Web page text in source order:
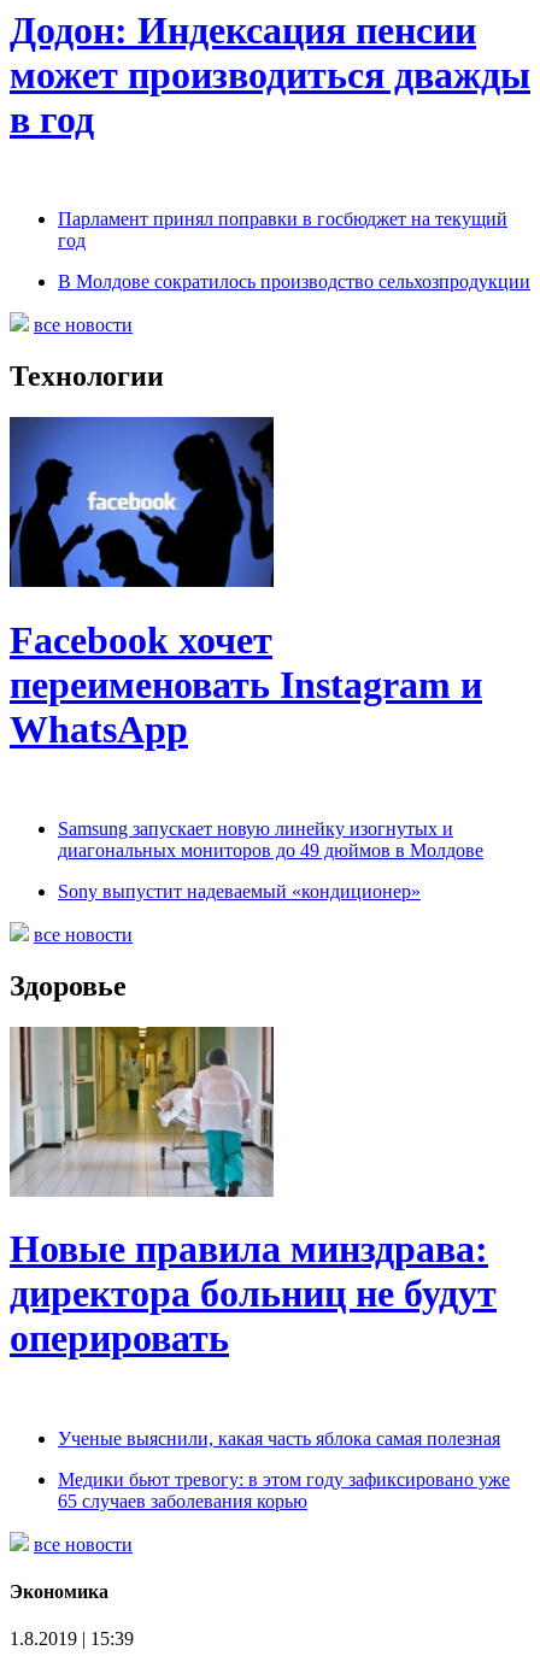
Додон: Индексация пенсии
может производиться дважды
в год
Парламент принял поправки в госбюджет на текущий
год
В Молдове сократилось производство сельхозпродукции
все новости
Технологии
Facebook хочет
переименовать Instagram и
WhatsApp
Samsung запускает новую линейку изогнутых и
диагональных мониторов до 49 дюймов в Молдове
Sony выпустит надеваемый «кондиционер»
все новости
Здоровье
Новые правила минздрава:
директора больниц не будут
оперировать
Ученые выяснили, какая часть яблока самая полезная
Медики бьют тревогу: в этом году зафиксировано уже
65 случаев заболевания корью
все новости
Экономика
1.8.2019 | 15:39